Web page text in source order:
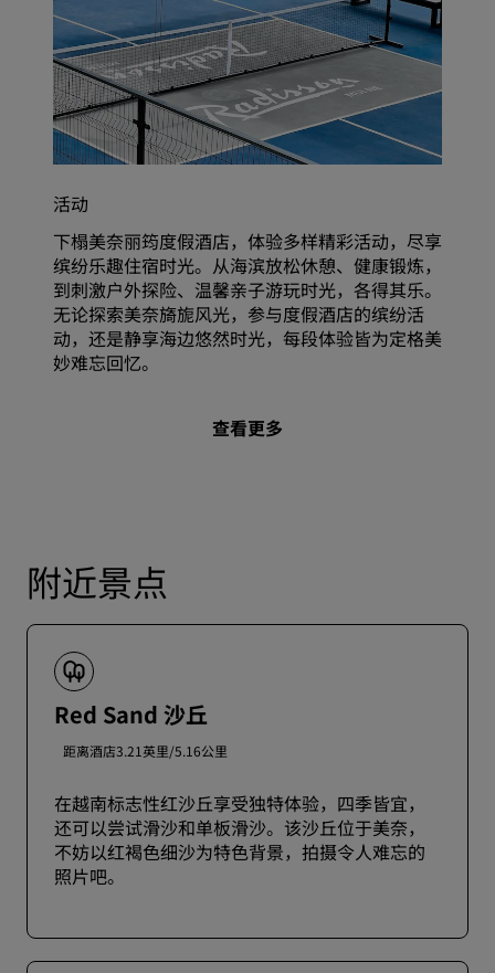
活动
下榻美奈丽筠度假酒店，体验多样精彩活动，尽享
缤纷乐趣住宿时光。从海滨放松休憩、健康锻炼，
到刺激户外探险、温馨亲子游玩时光，各得其乐。
无论探索美奈旖旎风光，参与度假酒店的缤纷活
动，还是静享海边悠然时光，每段体验皆为定格美
妙难忘回忆。
查看更多
附近景点
Red Sand 沙丘
距离酒店3.21英里/5.16公里
在越南标志性红沙丘享受独特体验，四季皆宜，
还可以尝试滑沙和单板滑沙。该沙丘位于美奈，
不妨以红褐色细沙为特色背景，拍摄令人难忘的
照片吧。